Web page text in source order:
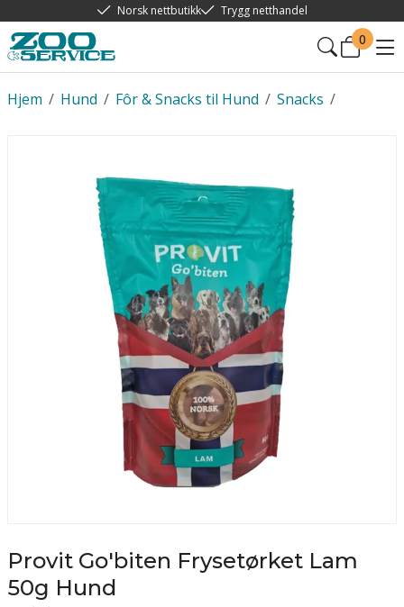
Norsk nettbutikk Trygg netthandel
0
/
Hjem /
Hund /
Fôr & Snacks til Hund /
Snacks
Provit Go'biten Frysetørket Lam
50g Hund